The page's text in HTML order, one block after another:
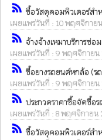
rss_feed ซื้อวัสดุคอมพิวเตอร์สำห
เผยแพร่วันที่ : 10 พฤศจิกาย
rss_feed จ้างจ้างเหมาบริการซ่อ
เผยแพร่วันที่ : 9 พฤศจิกายน
rss_feed ซื้อยางรถยนต์หกล้อ (รถ
เผยแพร่วันที่ : 9 พฤศจิกายน
rss_feed ประกวดราคาซื้อจัดซื้อร
เผยแพร่วันที่ : 8 พฤศจิกายน
rss_feed ซื้อวัสดุคอมพิวเตอร์สำ